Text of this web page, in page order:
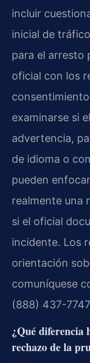
incluir
inicial de
para el arresto
oficial con los
examinarse si
advertencia,
de idioma o
pueden
realmente una
si el oficial
incidente. Los
orientación
comuníquese
(888) 437-
¿Qué diferencia
rechazo de la